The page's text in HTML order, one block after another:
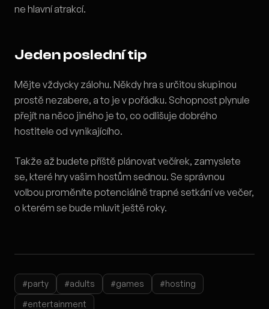
ne hlavní atrakcí.
Jeden poslední tip
Mějte vždycky zálohu. Někdy hra s určitou skupinou
prostě nezabere, a to je v pořádku. Schopnost plynule
přejít na něco jiného je to, co odlišuje dobrého
hostitele od vynikajícího.
Takže až budete příště plánovat večírek, zamyslete
se, které hry vašim hostům sednou. Se správnou
volbou proměníte potenciálně trapné setkání ve večer,
o kterém se bude mluvit ještě roky.
#party #adults #games
#hosting
#entertainment